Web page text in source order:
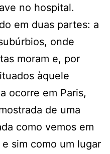
no hospital.
em duas partes: a
onde
moram e, por
àquele
ocorre em Paris,
de uma
como vemos em
sim como um lugar